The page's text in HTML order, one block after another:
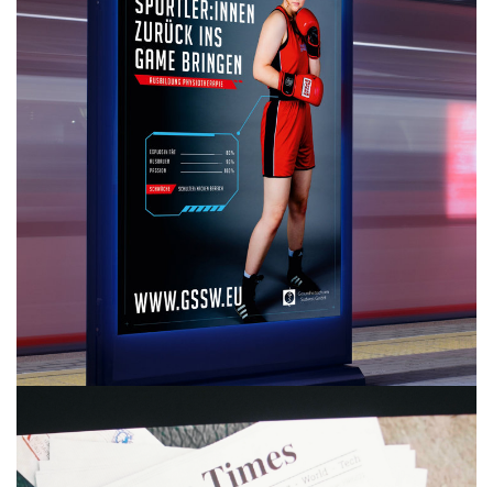
Neue Wesite, die Klarheit, Vertrauen und
Kompetenz in den Mittelpunkt stellt.
Mehr
Ausbildung Physio
Gesundheitsschulen Südwest